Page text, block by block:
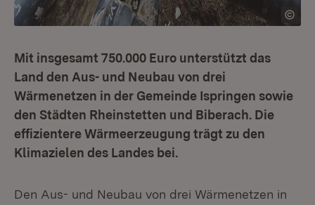
Mit insgesamt 750.000 Euro unterstützt das
Land den Aus- und Neubau von drei
Wärmenetzen in der Gemeinde Ispringen sowie
den Städten Rheinstetten und Biberach. Die
effizientere Wärmeerzeugung trägt zu den
Klimazielen des Landes bei.
Den Aus- und Neubau von drei Wärmenetzen in